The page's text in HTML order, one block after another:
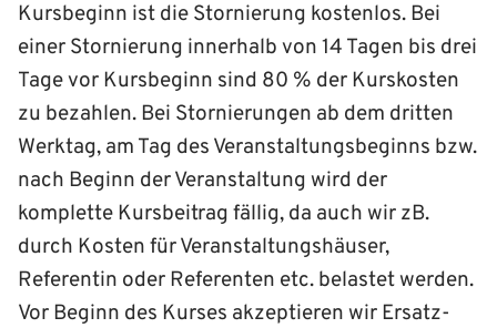
Kurs­beginn ist die Stornierung kostenlos. Bei
einer Stornierung innerhalb von 14 Tagen bis drei
Tage vor Kurs­beginn sind 80 % der Kurs­kosten
zu bezahlen. Bei Stornierungen ab dem dritten
Werktag, am Tag des Ver­anstaltungs­­beginns bzw.
nach Beginn der Veranstaltung wird der
komplette Kurs­beitrag fällig, da auch wir zB.
durch Kosten für Veranstaltungs­häuser,
Referentin oder Referenten etc. belastet werden.
Vor Beginn des Kurses akzeptieren wir Ersatz­